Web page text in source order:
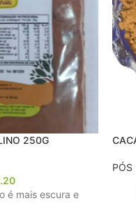
250G
é mais escura e
PÓS